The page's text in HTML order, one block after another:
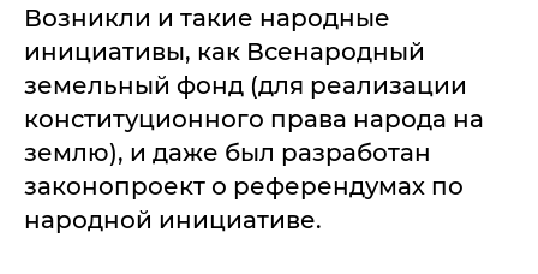
Возникли и такие народные
инициативы, как Всенародный
земельный фонд (для реализации
конституционного права народа на
землю), и даже был разработан
законопроект о референдумах по
народной инициативе.